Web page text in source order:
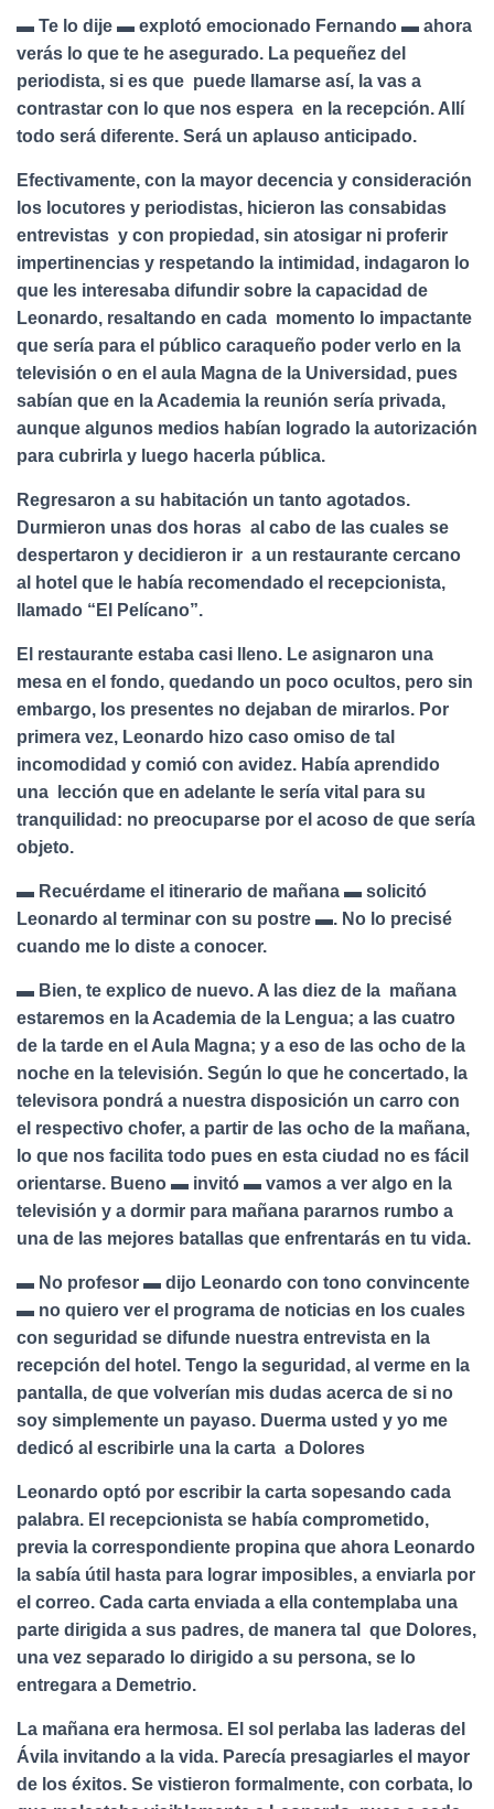
▬ Te lo dije ▬ explotó emocionado Fernando ▬ ahora
verás lo que te he asegurado. La pequeñez del
periodista, si es que puede llamarse así, la vas a
contrastar con lo que nos espera en la recepción. Allí
todo será diferente. Será un aplauso anticipado.
Efectivamente, con la mayor decencia y consideración
los locutores y periodistas, hicieron las consabidas
entrevistas y con propiedad, sin atosigar ni proferir
impertinencias y respetando la intimidad, indagaron lo
que les interesaba difundir sobre la capacidad de
Leonardo, resaltando en cada momento lo impactante
que sería para el público caraqueño poder verlo en la
televisión o en el aula Magna de la Universidad, pues
sabían que en la Academia la reunión sería privada,
aunque algunos medios habían logrado la autorización
para cubrirla y luego hacerla pública.
Regresaron a su habitación un tanto agotados.
Durmieron unas dos horas al cabo de las cuales se
despertaron y decidieron ir a un restaurante cercano
al hotel que le había recomendado el recepcionista,
llamado “El Pelícano”.
El restaurante estaba casi lleno. Le asignaron una
mesa en el fondo, quedando un poco ocultos, pero sin
embargo, los presentes no dejaban de mirarlos. Por
primera vez, Leonardo hizo caso omiso de tal
incomodidad y comió con avidez. Había aprendido
una lección que en adelante le sería vital para su
tranquilidad: no preocuparse por el acoso de que sería
objeto.
▬ Recuérdame el itinerario de mañana ▬ solicitó
Leonardo al terminar con su postre ▬. No lo precisé
cuando me lo diste a conocer.
▬ Bien, te explico de nuevo. A las diez de la mañana
estaremos en la Academia de la Lengua; a las cuatro
de la tarde en el Aula Magna; y a eso de las ocho de la
noche en la televisión. Según lo que he concertado, la
televisora pondrá a nuestra disposición un carro con
el respectivo chofer, a partir de las ocho de la mañana,
lo que nos facilita todo pues en esta ciudad no es fácil
orientarse. Bueno ▬ invitó ▬ vamos a ver algo en la
televisión y a dormir para mañana pararnos rumbo a
una de las mejores batallas que enfrentarás en tu vida.
▬ No profesor ▬ dijo Leonardo con tono convincente
▬ no quiero ver el programa de noticias en los cuales
con seguridad se difunde nuestra entrevista en la
recepción del hotel. Tengo la seguridad, al verme en la
pantalla, de que volverían mis dudas acerca de si no
soy simplemente un payaso. Duerma usted y yo me
dedicó al escribirle una la carta a Dolores
Leonardo optó por escribir la carta sopesando cada
palabra. El recepcionista se había comprometido,
previa la correspondiente propina que ahora Leonardo
la sabía útil hasta para lograr imposibles, a enviarla por
el correo. Cada carta enviada a ella contemplaba una
parte dirigida a sus padres, de manera tal que Dolores,
una vez separado lo dirigido a su persona, se lo
entregara a Demetrio.
La mañana era hermosa. El sol perlaba las laderas del
Ávila invitando a la vida. Parecía presagiarles el mayor
de los éxitos. Se vistieron formalmente, con corbata, lo